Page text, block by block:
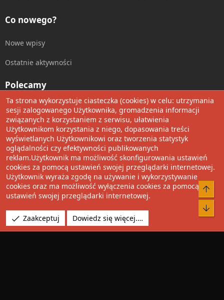
Co nowego?
Nowe wpisy
Ostatnie aktywności
Polecamy
Wolnościowe cytaty
Udostępnij
Facebook
TwitterRedditPinterest
TumblrWhatsApp
Umieść Link
Community platform by XenForo® © 2010-2022 XenForo Ltd.
Pixel Exit
Tłumaczenie wykonane przezXboxForum.pl
Media embeds
via s9e/MediaSites
Ta strona wykorzystuje ciasteczka (cookies) w celu: utrzymania
sesji zalogowanego Użytkownika, gromadzenia informacji
związanych z korzystaniem z serwisu, ułatwienia
Użytkownikom korzystania z niego, dopasowania treści
wyświetlanych Użytkownikowi oraz tworzenia statystyk
oglądalności czy efektywności publikowanych
reklam.Użytkownik ma możliwość skonfigurowania ustawień
cookies za pomocą ustawień swojej przeglądarki internetowej.
Użytkownik wyraża zgodę na używanie i wykorzystywanie
cookies oraz ma możliwość wyłączenia cookies za pomocą
ustawień swojej przeglądarki internetowej.
Zaakceptuj Dowiedz się więcej.…
Do